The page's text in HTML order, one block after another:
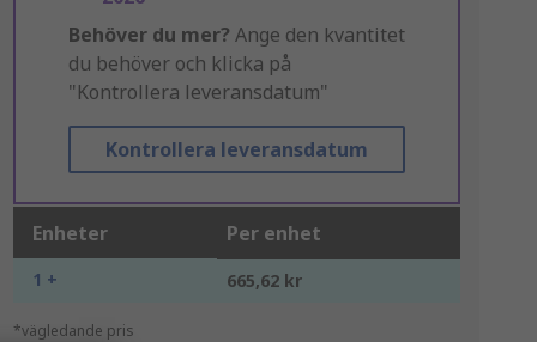
Behöver du mer? Ange den kvantitet
du behöver och klicka på
"Kontrollera leveransdatum"
Kontrollera leveransdatum
Enheter Per enhet
1 + 665,62 kr
*vägledande pris